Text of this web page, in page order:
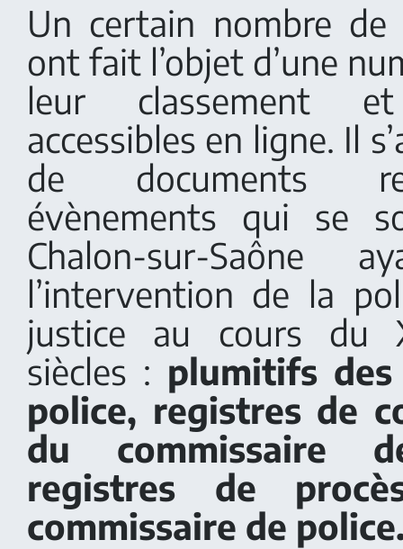
Un certain nombre de
ont fait l’objet d’une
leur classement
accessibles en ligne. Il
de documents
évènements qui se
Chalon-sur-Saône
l’intervention de la
justice au cours du
siècles : plumitifs
police, registres de
du commissaire
registres de
commissaire de